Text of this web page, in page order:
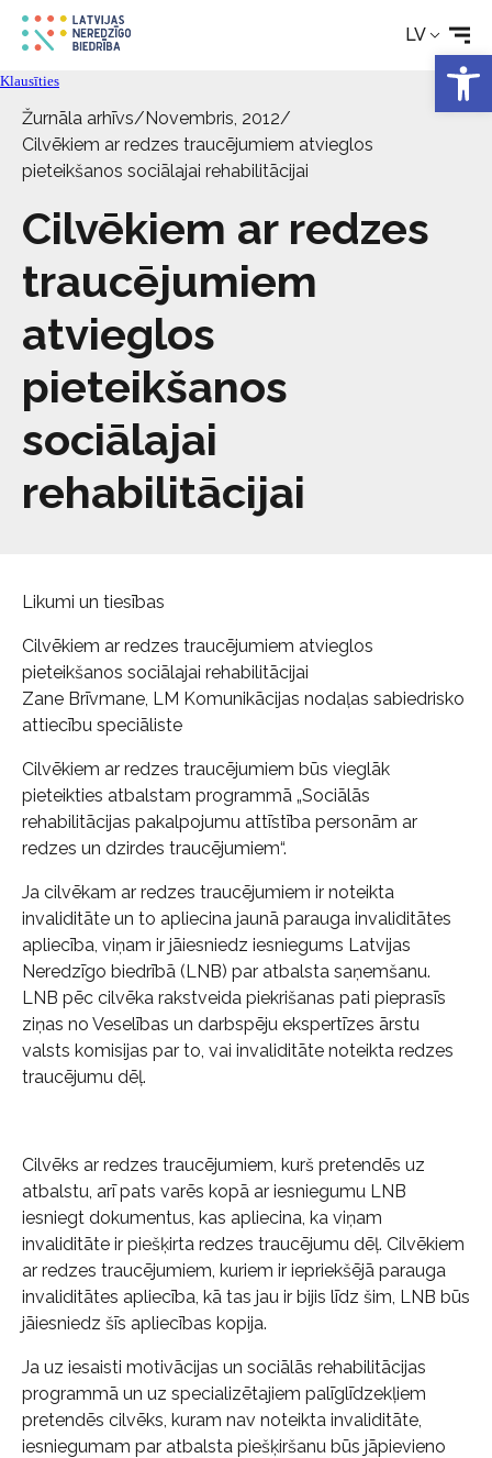
LV
Tehniskie palīglīdzekļi
Aktualitātes
Pakalpojumi
Par biedrību
Kontakti
Klausīties
Žurnāla arhīvs/Novembris, 2012/
Cilvēkiem ar redzes traucējumiem atvieglos
pieteikšanos sociālajai rehabilitācijai
Cilvēkiem ar redzes
traucējumiem
atvieglos
pieteikšanos
sociālajai
rehabilitācijai
Likumi un tiesības
Cilvēkiem ar redzes traucējumiem atvieglos
pieteikšanos sociālajai rehabilitācijai
Zane Brīvmane, LM Komunikācijas nodaļas sabiedrisko
attiecību speciāliste
Cilvēkiem ar redzes traucējumiem būs vieglāk
pieteikties atbalstam programmā „Sociālās
rehabilitācijas pakalpojumu attīstība personām ar
redzes un dzirdes traucējumiem“.
Ja cilvēkam ar redzes traucējumiem ir noteikta
invaliditāte un to apliecina jaunā parauga invaliditātes
apliecība, viņam ir jāiesniedz iesniegums Latvijas
Neredzīgo biedrībā (LNB) par atbalsta saņemšanu.
LNB pēc cilvēka rakstveida piekrišanas pati pieprasīs
ziņas no Veselības un darbspēju ekspertīzes ārstu
valsts komisijas par to, vai invaliditāte noteikta redzes
traucējumu dēļ.
Cilvēks ar redzes traucējumiem, kurš pretendēs uz
atbalstu, arī pats varēs kopā ar iesniegumu LNB
iesniegt dokumentus, kas apliecina, ka viņam
invaliditāte ir piešķirta redzes traucējumu dēļ. Cilvēkiem
ar redzes traucējumiem, kuriem ir iepriekšējā parauga
invaliditātes apliecība, kā tas jau ir bijis līdz šim, LNB būs
jāiesniedz šīs apliecības kopija.
Ja uz iesaisti motivācijas un sociālās rehabilitācijas
programmā un uz specializētajiem palīglīdzekļiem
pretendēs cilvēks, kuram nav noteikta invaliditāte,
iesniegumam par atbalsta piešķiršanu būs jāpievieno